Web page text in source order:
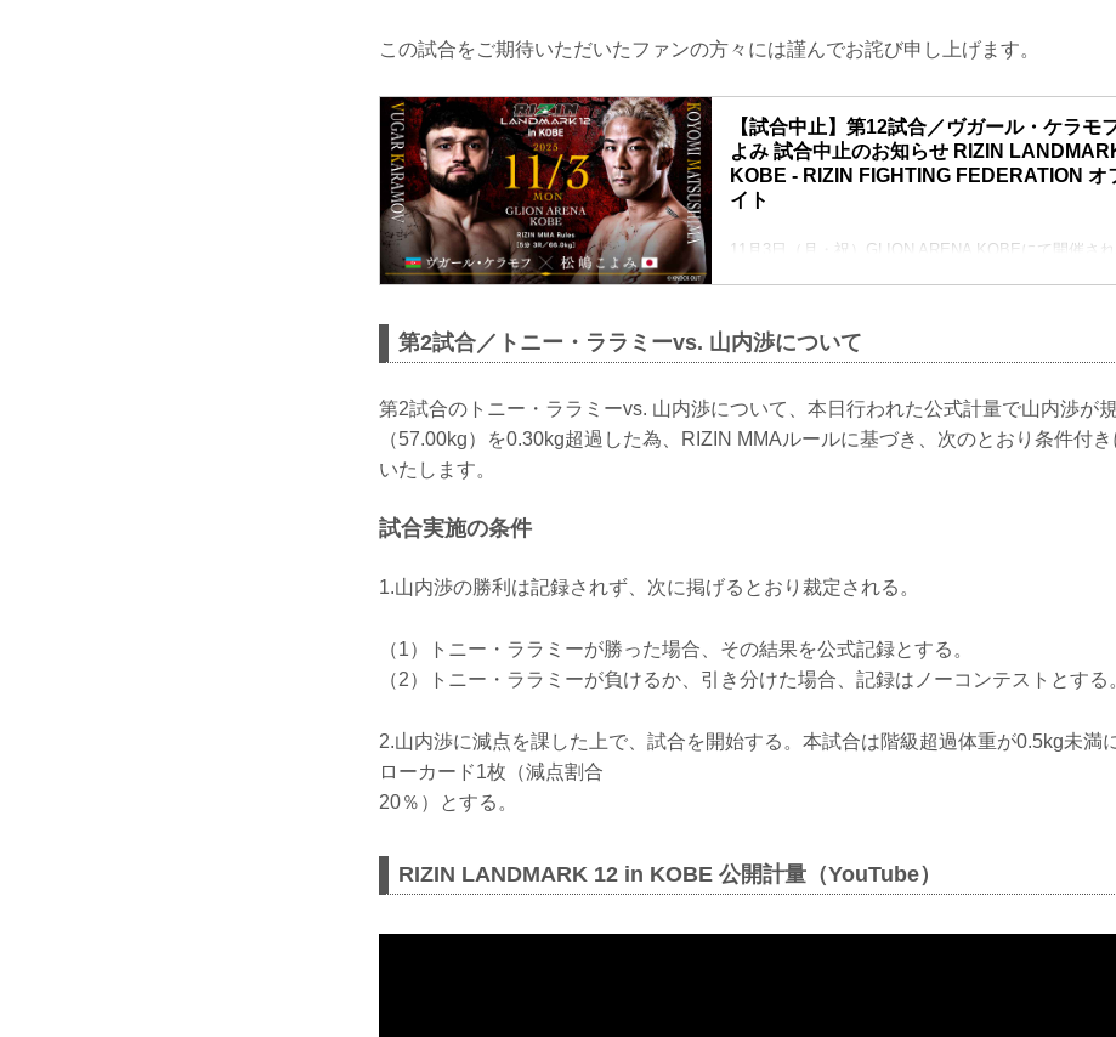
この試合をご期待いただいたファンの方々には謹んでお詫び申し上げます。
【試合中止】第12試合／ヴガール・ケラモ
よみ 試合中止のお知らせ RIZIN
KOBE - RIZIN FIGHTING FEDERATION オ
イト
11月3日（月・祝）GLION ARENA KOBEにて開催さ
LANDMARK 12 in KOBEの第12試合／ヴガール・ケ
ケラモフがウィルス性胃腸炎のためドクターストップ
ヴガール・ケラモフがウィルス性胃腸炎と診断されド
中止となります。
この試合をご期待いただいたファンの方々には謹ん...
第2試合／トニー・ララミーvs. 山内渉について
第2試合のトニー・ララミーvs. 山内渉について、本日行われた公式計量で山内渉が
（57.00kg）を0.30kg超過した為、RIZIN MMAルールに基づき、次のとおり条件付
いたします。
試合実施の条件
1.山内渉の勝利は記録されず、次に掲げるとおり裁定される。
（1）トニー・ララミーが勝った場合、その結果を公式記録とする。
（2）トニー・ララミーが負けるか、引き分けた場合、記録はノーコンテストとする
2.山内渉に減点を課した上で、試合を開始する。本試合は階級超過体重が0.5kg未満
ローカード1枚（減点割合
20％）とする。
RIZIN LANDMARK 12 in KOBE 公開計量（YouTube）